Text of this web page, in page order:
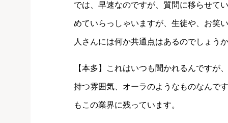
では、早速なのですが、質問に移らせて
めていらっしゃいますが、生徒や、お笑
人さんには何か共通点はあるのでしょう
【本多】これはいつも聞かれるんですが
持つ雰囲気、オーラのようなものなんで
もこの業界に残っています。